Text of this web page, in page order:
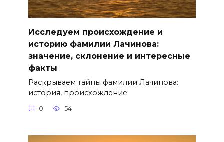
Исследуем происхождение и
историю фамилии Лачинова:
значение, склонение и интересные
факты
Раскрываем тайны фамилии Лачинова:
история, происхождение
0 54